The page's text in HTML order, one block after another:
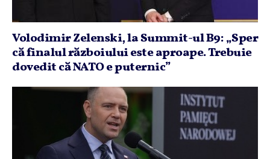
Volodimir Zelenski, la Summit-ul B9: „Sper
că finalul războiului este aproape. Trebuie
dovedit că NATO e puternic”